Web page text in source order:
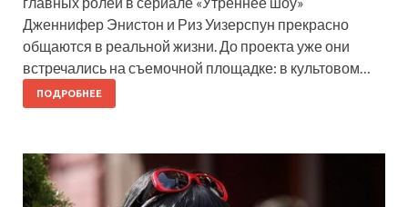
Дженнифер Энистон и Риз Уизерспун прекрасно
общаются в реальной жизни. До проекта уже они
встречались на съемочной площадке: в культовом…
ПОДРОБНЕЕ